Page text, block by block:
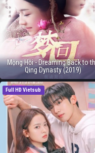
Mộng Hồi - Dreaming Back to
Qing Dynasty (2019)
Full HD Vietsub